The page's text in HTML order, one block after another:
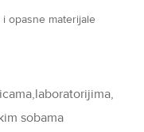
opasne materijale
sobama